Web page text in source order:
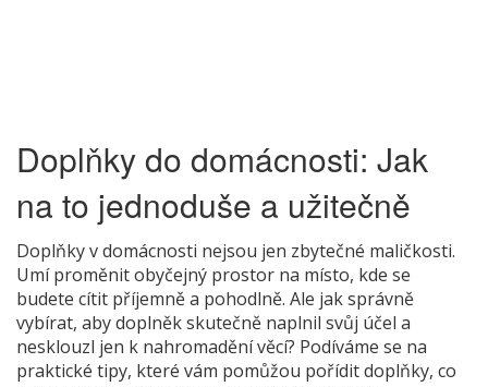
Doplňky do domácnosti: Jak
na to jednoduše a užitečně
Doplňky v domácnosti nejsou jen zbytečné maličkosti.
Umí proměnit obyčejný prostor na místo, kde se
budete cítit příjemně a pohodlně. Ale jak správně
vybírat, aby doplněk skutečně naplnil svůj účel a
nesklouzl jen k nahromadění věcí? Podíváme se na
praktické tipy, které vám pomůžou pořídit doplňky, co